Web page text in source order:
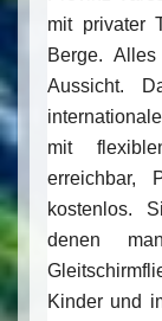
mit privater
Berge.
Aussicht.
mit
erreichbar,
kostenlos.
denen
Kinder und